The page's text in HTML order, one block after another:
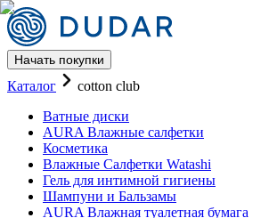
Начать покупки
Каталог AURA
Каталог
cotton club
Ватные диски
AURA Влажные салфетки
Косметика
Влажные Салфетки Watashi
Гель для интимной гигиены
Шампуни и Бальзамы
AURA Влажная туалетная бумага